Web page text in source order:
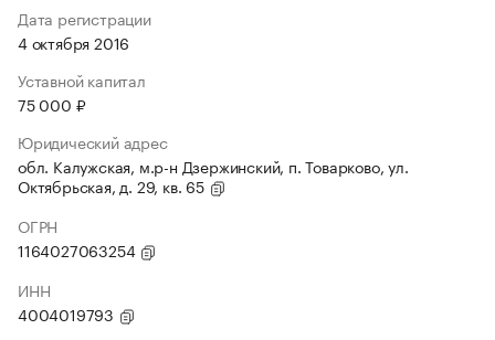
Дата регистрации
4 октября 2016
Уставной капитал
75 000 ₽
Юридический адрес
обл. Калужская, м.р-н Дзержинский, п. Товарково, ул.
Октябрьская, д. 29, кв. 65
ОГРН
1164027063254
ИНН
4004019793